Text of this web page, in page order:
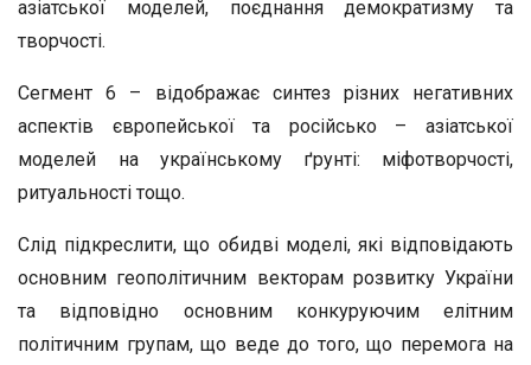
азіатської моделей, поєднання демократизму та
творчості.
Сегмент 6 – відображає синтез різних негативних
аспектів європейської та російсько – азіатської
моделей на українському ґрунті: міфотворчості,
ритуальності тощо.
Слід підкреслити, що обидві моделі, які відповідають
основним геополітичним векторам розвитку України
та відповідно основним конкуруючим елітним
політичним групам, що веде до того, що перемога на